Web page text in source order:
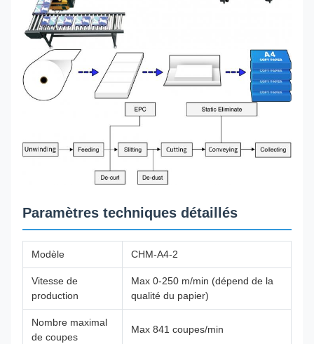
Paramètres techniques détaillés
Modèle CHM-A4-2
Vitesse de
production
Max 0-250 m/min (dépend de la
qualité du papier)
Nombre maximal
de coupes
Max 841 coupes/min